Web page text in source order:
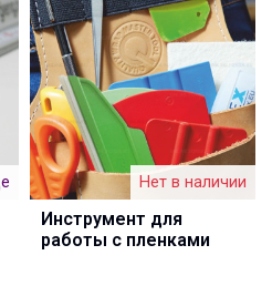
Нет в наличии
Инструмент для
работы с пленками